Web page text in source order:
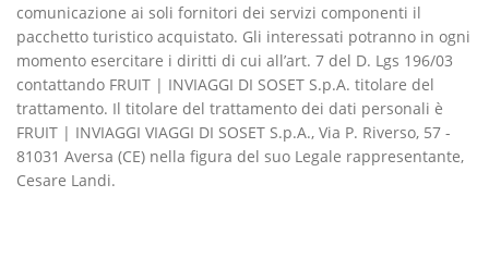
comunicazione ai soli fornitori dei servizi componenti il
pacchetto turistico acquistato. Gli interessati potranno in ogni
momento esercitare i diritti di cui all’art. 7 del D. Lgs 196/03
contattando FRUIT | INVIAGGI DI SOSET S.p.A. titolare del
trattamento. Il titolare del trattamento dei dati personali è
FRUIT | INVIAGGI VIAGGI DI SOSET S.p.A., Via P. Riverso, 57 -
81031 Aversa (CE) nella figura del suo Legale rappresentante,
Cesare Landi.